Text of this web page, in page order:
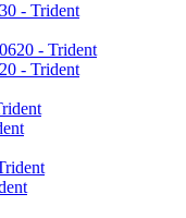
- Trident
- Trident